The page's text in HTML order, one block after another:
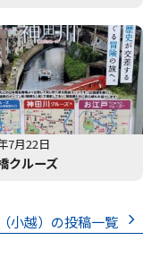
7月22日
クルーズ
小越）の投稿一覧